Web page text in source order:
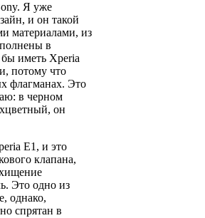
Я уже
и он такой
материалами, из
в
иметь Xperia
потому что
флагманах. Это
в черном
он
E1, и это
клапана,
Это одно из
однако,
спрятан в